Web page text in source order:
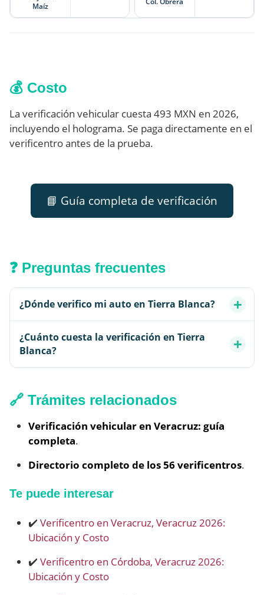
Maíz
💰 Costo
La verificación vehicular cuesta 493 MXN en 2026,
incluyendo el holograma. Se paga directamente en el
verificentro antes de la prueba.
📘 Guía completa de verificación
❓ Preguntas frecuentes
¿Dónde verifico mi auto en Tierra Blanca?
¿Cuánto cuesta la verificación en Tierra
Blanca?
🔗 Trámites relacionados
Verificación vehicular en Veracruz: guía
completa.
Directorio completo de los 56 verificentros.
Te puede interesar
✔️ Verificentro en Veracruz, Veracruz 2026:
Ubicación y Costo
✔️ Verificentro en Córdoba, Veracruz 2026:
Ubicación y Costo